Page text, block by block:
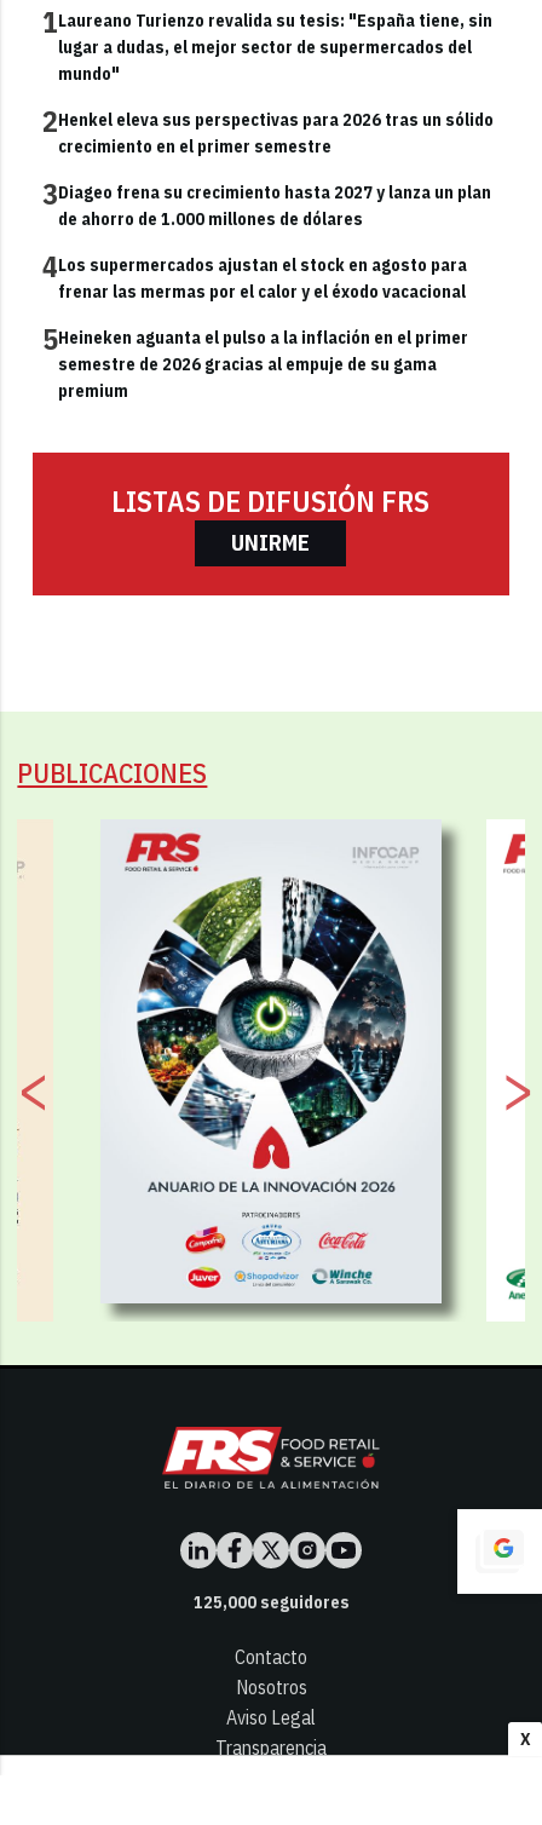
X
1Laureano Turienzo revalida su tesis: "España tiene, sin
lugar a dudas, el mejor sector de supermercados del
mundo"
2Henkel eleva sus perspectivas para 2026 tras un sólido
crecimiento en el primer semestre
3Diageo frena su crecimiento hasta 2027 y lanza un plan
de ahorro de 1.000 millones de dólares
4Los supermercados ajustan el stock en agosto para
frenar las mermas por el calor y el éxodo vacacional
5Heineken aguanta el pulso a la inflación en el primer
semestre de 2026 gracias al empuje de su gama
premium
LISTAS DE DIFUSIÓN FRS
UNIRME
PUBLICACIONES
125,000seguidores
Contacto
Nosotros
Aviso Legal
Transparencia